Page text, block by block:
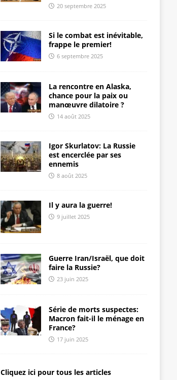
20 septembre 2025
Si le combat est inévitable,
frappe le premier!
6 septembre 2025
La rencontre en Alaska,
chance pour la paix ou
manœuvre dilatoire ?
14 août 2025
Igor Skurlatov: La Russie
est encerclée par ses
ennemis
8 août 2025
Il y aura la guerre!
9 juillet 2025
Guerre Iran/Israël, que doit
faire la Russie?
23 juin 2025
Série de morts suspectes:
Macron fait-il le ménage en
France?
17 juin 2025
Cliquez ici pour tous les articles